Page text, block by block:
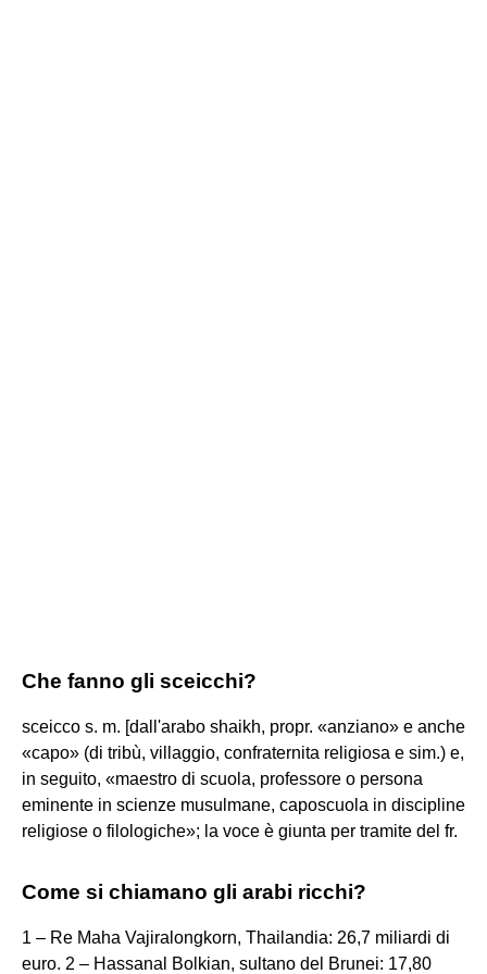
Che fanno gli sceicchi?
sceicco s. m. [dall'arabo shaikh, propr. «anziano» e anche
«capo» (di tribù, villaggio, confraternita religiosa e sim.) e,
in seguito, «maestro di scuola, professore o persona
eminente in scienze musulmane, caposcuola in discipline
religiose o filologiche»; la voce è giunta per tramite del fr.
Come si chiamano gli arabi ricchi?
1 – Re Maha Vajiralongkorn, Thailandia: 26,7 miliardi di
euro. 2 – Hassanal Bolkian, sultano del Brunei: 17,80